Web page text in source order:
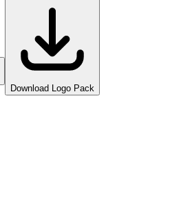
Download Logo Pack